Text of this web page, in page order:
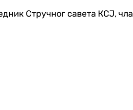
Стручног савета КСЈ,